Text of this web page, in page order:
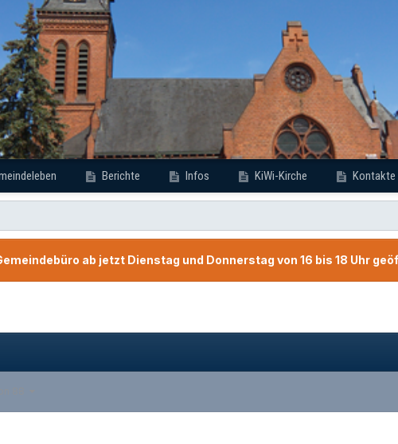
Berichte Infos KiWi-Kirche Kontakte
ab jetzt Dienstag und Donnerstag von 16 bis 18 Uhr